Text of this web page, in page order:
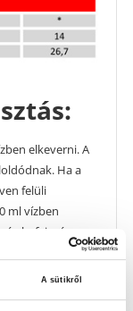
A sütikről
elkeverni. A
Ha a
felüli
ml vízben
befejezése
a saját
terhelés